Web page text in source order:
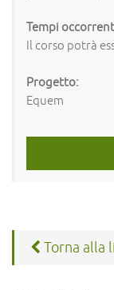
Tempi
Il corso potrà
Progetto:
Equem
Torna alla